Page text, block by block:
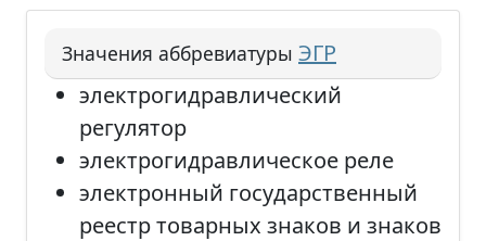
Значения аббревиатуры ЭГР
электрогидравлический
регулятор
электрогидравлическое реле
электронный государственный
реестр товарных знаков и знаков